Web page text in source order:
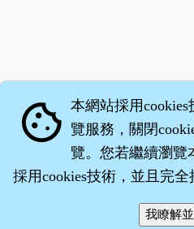
‧沈藥子
cookie 本網站採用
覽服務，關閉
覽。您若繼續瀏覽
採用cookies技術，並且完